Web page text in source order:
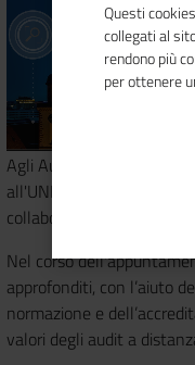
Agli Audit in remoto è
all'UNI, nell'ambito
collaborazione di Dintec,
Nel corso
approfonditi, con l’aiuto
normazione e
valori degli audit a
Questi
collegati al
rendono più
per ottenere